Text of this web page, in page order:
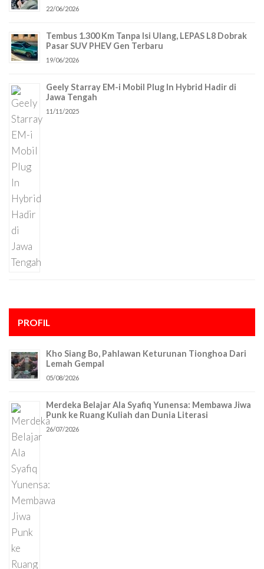
22/06/2026
Tembus 1.300 Km Tanpa Isi Ulang, LEPAS L8 Dobrak
Pasar SUV PHEV Gen Terbaru
19/06/2026
Geely Starray EM-i Mobil Plug In Hybrid Hadir di
Jawa Tengah
11/11/2025
PROFIL
Kho Siang Bo, Pahlawan Keturunan Tionghoa Dari
Lemah Gempal
05/08/2026
Merdeka Belajar Ala Syafiq Yunensa: Membawa Jiwa
Punk ke Ruang Kuliah dan Dunia Literasi
26/07/2026